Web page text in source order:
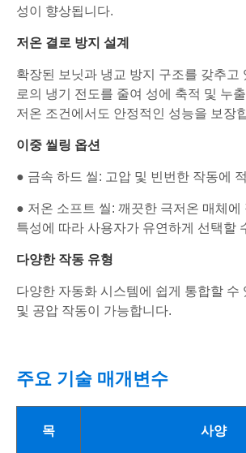
성이 향상됩니다.
저온 결로 방지 설계
확장된 보닛과 냉교 방지 구조를 갖추고
로의 냉기 전도를 줄여 성에 축적 및 누
저온 조건에서도 안정적인 성능을 보장
이중 씰링 옵션
● 금속 하드 씰: 고압 및 빈번한 작동에
● 저온 소프트 씰: 깨끗한 극저온 매체에
특성에 따라 사용자가 유연하게 선택할
다양한 작동 유형
다양한 자동화 시스템에 쉽게 통합할 수
및 공압 작동이 가능합니다.
주요 기술 매개변수
목 사양